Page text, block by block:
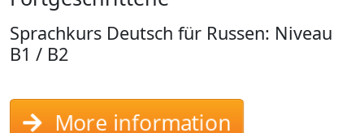
Sprachkurs Deutsch für Russen: Niveau
B1 / B2
More information